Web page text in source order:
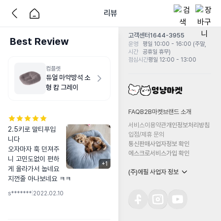
리뷰
Best Review
컴플렛
듀얼 마약방석 소
형 캄 그레이
+1
2.5키로 말티푸입
니다
오자마자 훅 던져주
니 고민도없이 편하
게 올라가서 눕네요
지껀줄 아나보네요 ㅋㅋ
s******* 2022.02.10
고객센터1644-3955
운영
시간
평일 10:00 - 16:00 (주말,
공휴일 휴무)
점심시간평일 12:00 - 13:00
FAQB2B마켓 브랜드 소개
서비스이용약관개인정보처리방침
입점/제휴 문의
통신판매사업자정보 확인
에스크로서비스가입 확인
(주)에필 사업자 정보